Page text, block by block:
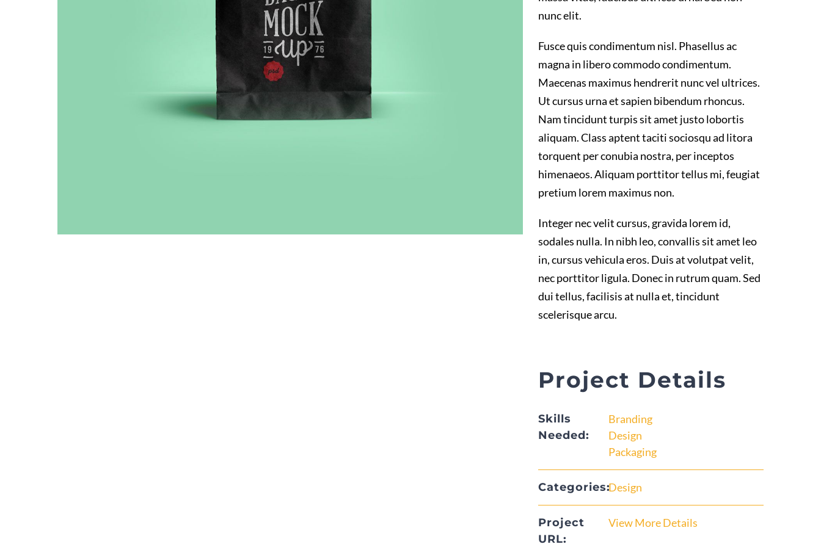
nunc elit.
Fusce quis condimentum nisl. Phasellus ac
magna in libero commodo condimentum.
Maecenas maximus hendrerit nunc vel ultrices.
Ut cursus urna et sapien bibendum rhoncus.
Nam tincidunt turpis sit amet justo lobortis
aliquam. Class aptent taciti sociosqu ad litora
torquent per conubia nostra, per inceptos
himenaeos. Aliquam porttitor tellus mi, feugiat
pretium lorem maximus non.
Integer nec velit cursus, gravida lorem id,
sodales nulla. In nibh leo, convallis sit amet leo
in, cursus vehicula eros. Duis at volutpat velit,
nec porttitor ligula. Donec in rutrum quam. Sed
dui tellus, facilisis at nulla et, tincidunt
scelerisque arcu.
Project Details
Skills
Needed:
Branding
Design
Packaging
Categories:Design
Project
URL:
View More Details